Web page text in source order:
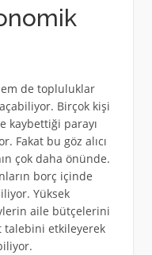
de topluluklar
Birçok kişi
kaybettiği parayı
Fakat bu göz alıcı
çok daha önünde.
borç içinde
Yüksek
aile bütçelerini
talebini etkileyerek